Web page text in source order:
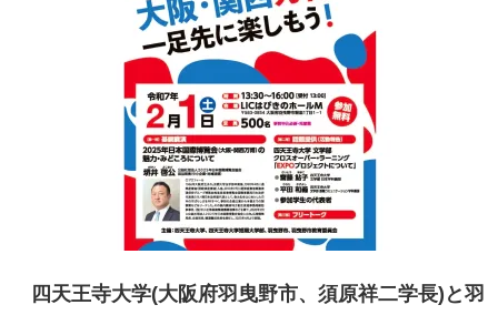
四天王寺大学(大阪府羽曳野市、須原祥二学長)と羽